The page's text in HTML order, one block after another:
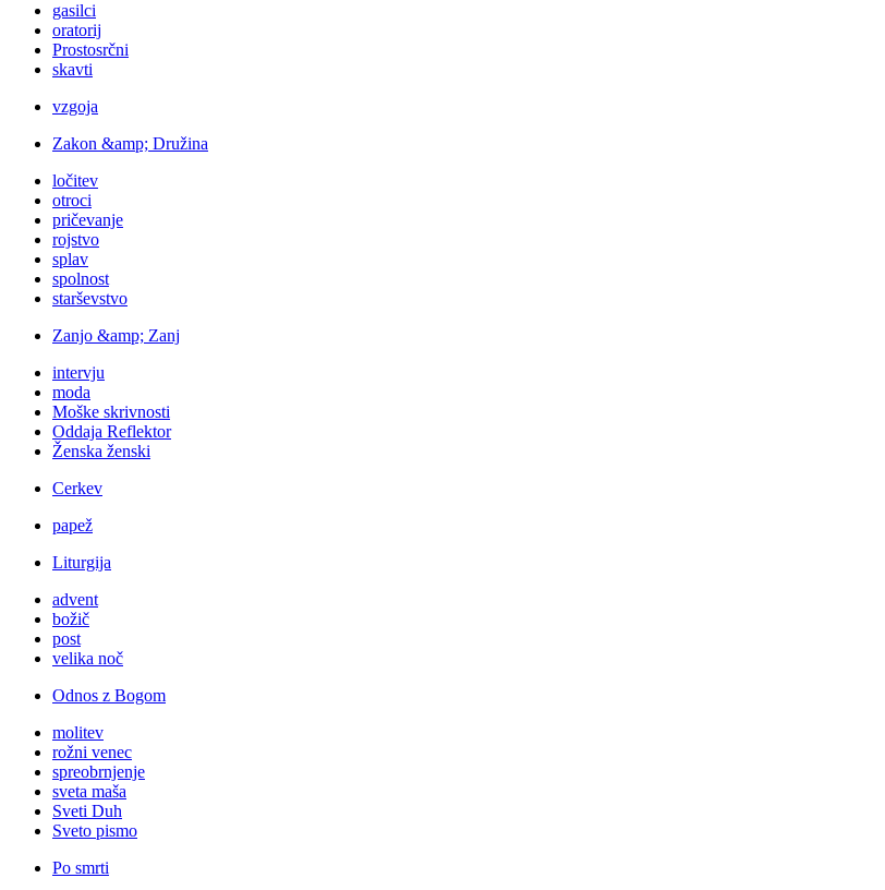
gasilci
oratorij
Prostosrčni
skavti
vzgoja
Zakon &amp; Družina
ločitev
otroci
pričevanje
rojstvo
splav
spolnost
starševstvo
Zanjo &amp; Zanj
intervju
moda
Moške skrivnosti
Oddaja Reflektor
Ženska ženski
Cerkev
papež
Liturgija
advent
božič
post
velika noč
Odnos z Bogom
molitev
rožni venec
spreobrnjenje
sveta maša
Sveti Duh
Sveto pismo
Po smrti